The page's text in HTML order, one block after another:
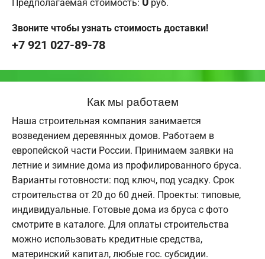
Предполагаемая стоимость: руб.
Звоните чтобы узнать стоимость доставки!
+7 921 027-89-78
Как мы работаем
Наша строительная компания занимается
возведением деревянных домов. Работаем в
европейской части России. Принимаем заявки на
летние и зимние дома из профилированного бруса.
Варианты готовности: под ключ, под усадку. Срок
строительства от 20 до 60 дней. Проекты: типовые,
индивидуальные. Готовые дома из бруса с фото
смотрите в каталоге. Для оплаты строительства
можно использовать кредитные средства,
материнский капитал, любые гос. субсидии.